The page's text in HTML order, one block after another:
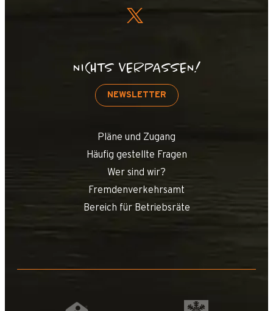
NICHTS VERPASSEN!
NEWSLETTER
Pläne und Zugang
Häufig gestellte Fragen
Wer sind wir?
Fremdenverkehrsamt
Bereich für Betriebsräte